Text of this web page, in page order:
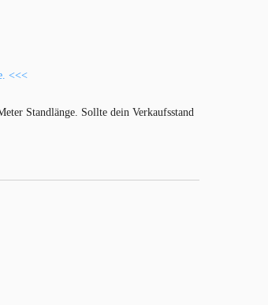
<<<
Standlänge. Sollte dein Verkaufsstand